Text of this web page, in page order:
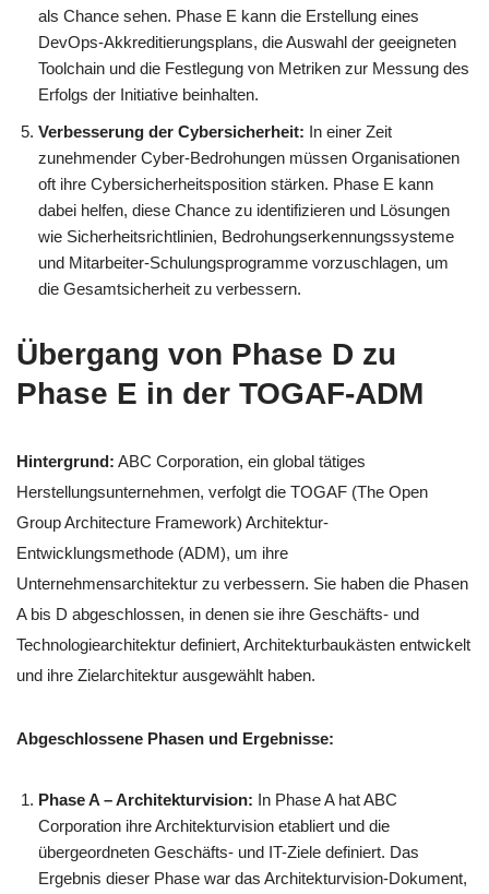
als Chance sehen. Phase E kann die Erstellung eines
DevOps-Akkreditierungsplans, die Auswahl der geeigneten
Toolchain und die Festlegung von Metriken zur Messung des
Erfolgs der Initiative beinhalten.
Verbesserung der Cybersicherheit: In einer Zeit
zunehmender Cyber-Bedrohungen müssen Organisationen
oft ihre Cybersicherheitsposition stärken. Phase E kann
dabei helfen, diese Chance zu identifizieren und Lösungen
wie Sicherheitsrichtlinien, Bedrohungserkennungssysteme
und Mitarbeiter-Schulungsprogramme vorzuschlagen, um
die Gesamtsicherheit zu verbessern.
Übergang von Phase D zu
Phase E in der TOGAF-ADM
Hintergrund: ABC Corporation, ein global tätiges
Herstellungsunternehmen, verfolgt die TOGAF (The Open
Group Architecture Framework) Architektur-
Entwicklungsmethode (ADM), um ihre
Unternehmensarchitektur zu verbessern. Sie haben die Phasen
A bis D abgeschlossen, in denen sie ihre Geschäfts- und
Technologiearchitektur definiert, Architekturbaukästen entwickelt
und ihre Zielarchitektur ausgewählt haben.
Abgeschlossene Phasen und Ergebnisse:
Phase A – Architekturvision: In Phase A hat ABC
Corporation ihre Architekturvision etabliert und die
übergeordneten Geschäfts- und IT-Ziele definiert. Das
Ergebnis dieser Phase war das Architekturvision-Dokument,